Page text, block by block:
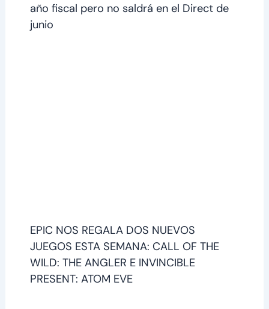
año fiscal pero no saldrá en el Direct de
junio
EPIC NOS REGALA DOS NUEVOS
JUEGOS ESTA SEMANA: CALL OF THE
WILD: THE ANGLER E INVINCIBLE
PRESENT: ATOM EVE